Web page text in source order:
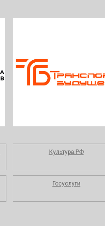
Культура.РФ
Госуслуги